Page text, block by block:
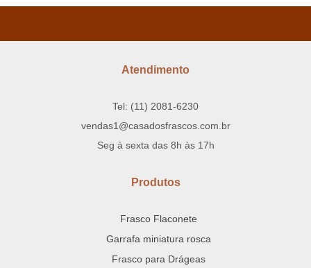
Atendimento
Tel: (11) 2081-6230
vendas1@casadosfrascos.com.br
Seg à sexta das 8h às 17h
Produtos
Frasco Flaconete
Garrafa miniatura rosca
Frasco para Drágeas